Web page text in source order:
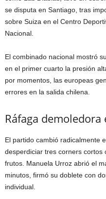
se disputa en Santiago, tras
sobre Suiza en el Centro
Nacional
El combinado nacional mostró
en el primer cuarto la presión
por momentos, las europeas
errores en la salida chilena.
Ráfaga
El partido cambió radicalmente
desperdiciar tres corners cortos
frutos. Manuela Urroz abrió el
minutos, firmó su doblete con
individual.